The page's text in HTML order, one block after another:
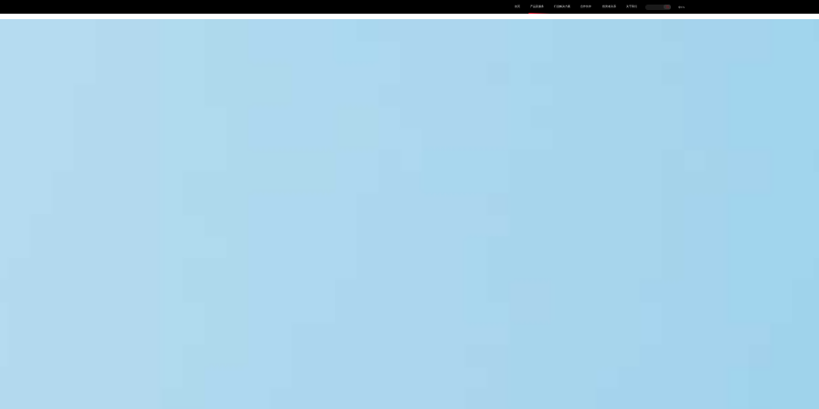
首页 产品及服务 行业解决方案 合作伙伴 投资者关系 关于我们 中EN